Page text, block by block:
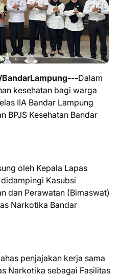
Dalam
kesehatan bagi warga
IIA Bandar Lampung
BPJS Kesehatan Bandar
oleh Kepala Lapas
Kasubsi
dan Perawatan (Bimaswat)
Narkotika Bandar
penjajakan kerja sama
Narkotika sebagai Fasilitas